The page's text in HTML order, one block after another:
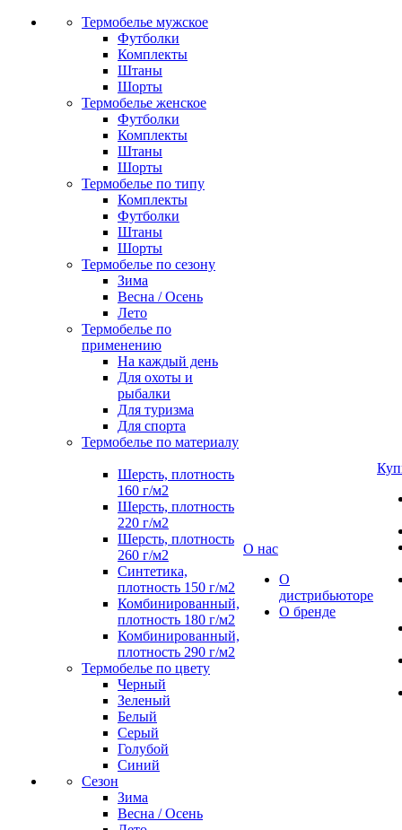
Термобелье мужское
Футболки
Комплекты
Штаны
Шорты
Термобелье женское
Футболки
Комплекты
Штаны
Шорты
Термобелье по типу
Комплекты
Футболки
Штаны
Шорты
Термобелье по сезону
Зима
Весна / Осень
Лето
Термобелье по
применению
На каждый день
Для охоты и
рыбалки
Для туризма
Для спорта
Термобелье по материалу
Шерсть, плотность
160 г/м2
Шерсть, плотность
220 г/м2
Шерсть, плотность
260 г/м2
Синтетика,
плотность 150 г/м2
Комбинированный,
плотность 180 г/м2
Комбинированный,
плотность 290 г/м2
Термобелье по цвету
Черный
Зеленый
Белый
Серый
Голубой
Синий
Сезон
Зима
Весна / Осень
О нас
О
дистрибьюторе
О бренде